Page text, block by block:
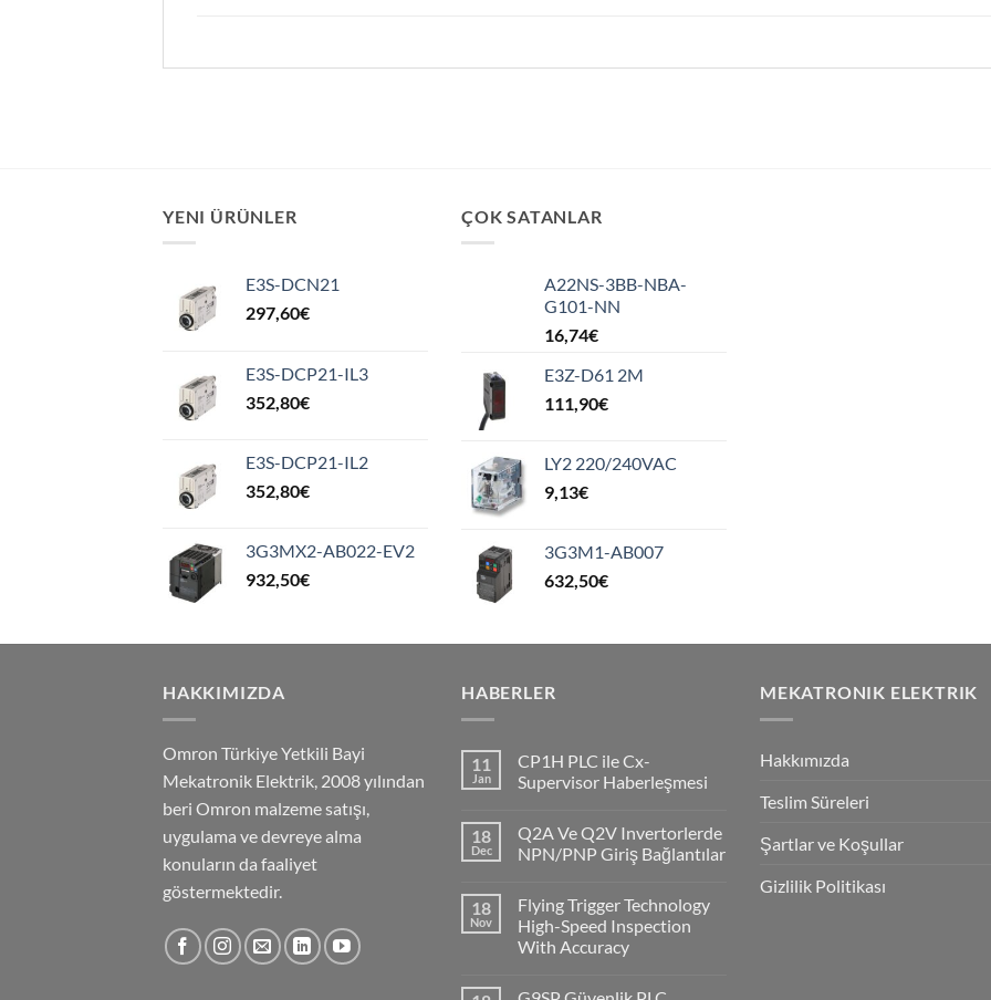
YENI ÜRÜNLER
E3S-DCN21
297,60€
E3S-DCP21-IL3
352,80€
E3S-DCP21-IL2
352,80€
3G3MX2-AB022-EV2
932,50€
ÇOK SATANLAR
A22NS-3BB-NBA-
G101-NN
16,74€
E3Z-D61 2M
111,90€
LY2 220/240VAC
9,13€
3G3M1-AB007
632,50€
HAKKIMIZDA
Omron Türkiye Yetkili Bayi
Mekatronik Elektrik, 2008 yılından
beri Omron malzeme satışı,
uygulama ve devreye alma
konuların da faaliyet
göstermektedir.
HABERLER
11
Jan
CP1H PLC ile Cx-
Supervisor Haberleşmesi
on
CP1H
PLC
Supervisor
Haberleşmesi
18
Dec
Q2A Ve Q2V Invertorlerde
NPN/PNP Giriş Bağlantılar
on
Q2A
Ve
Q2V
Giriş
18
Nov
Flying Trigger Technology
High-Speed Inspection
With Accuracy
on
MEKATRONIK ELEKTRIK
Hakkımızda
Teslim Süreleri
Şartlar ve Koşullar
Gizlilik Politikası